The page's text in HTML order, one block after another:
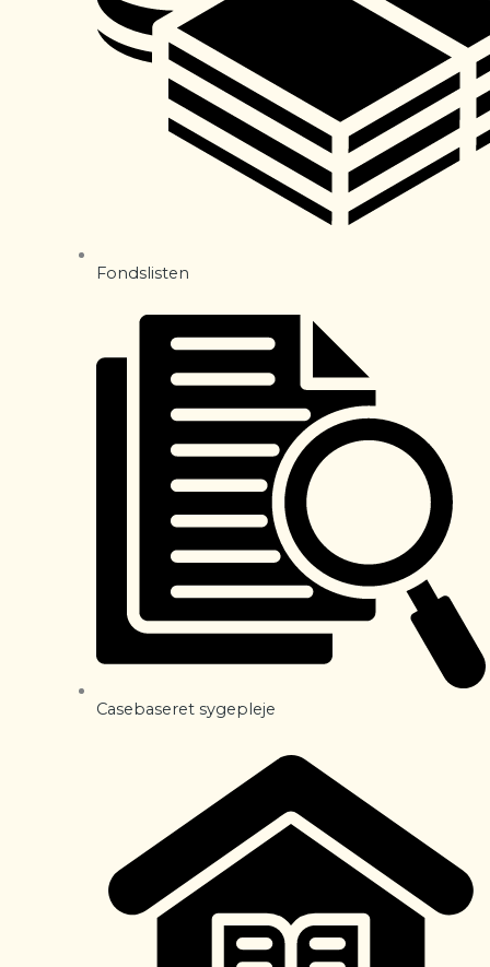
Fondslisten
Casebaseret sygepleje